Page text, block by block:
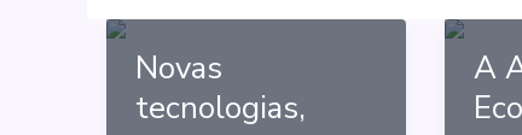
Novas
tecnologias,
A